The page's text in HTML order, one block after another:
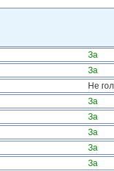
За
За
Не
За
За
За
За
За